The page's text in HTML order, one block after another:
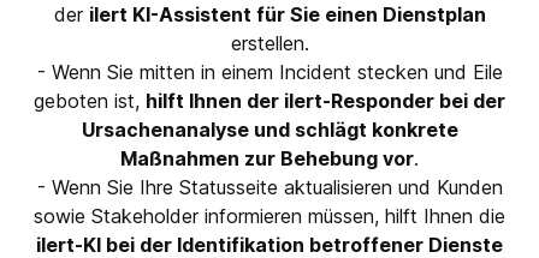
der ilert KI-Assistent für Sie einen Dienstplan
erstellen.
- Wenn Sie mitten in einem Incident stecken und Eile
geboten ist, hilft Ihnen der ilert-Responder bei der
Ursachenanalyse und schlägt konkrete
Maßnahmen zur Behebung vor.
- Wenn Sie Ihre Statusseite aktualisieren und Kunden
sowie Stakeholder informieren müssen, hilft Ihnen die
ilert-KI bei der Identifikation betroffener Dienste